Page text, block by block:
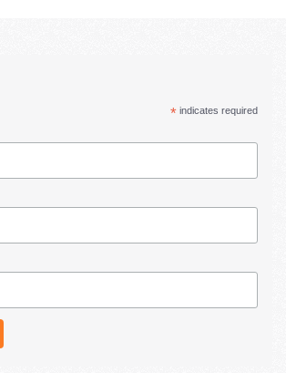
*indicates required